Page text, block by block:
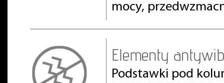
mocy,
Elementy
Podstawki pod